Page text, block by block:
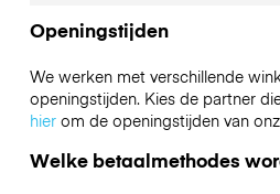
Openingstijden
We werken met verschillende
openingstijden. Kies de partner
hierom de openingstijden van
Welke betaalmethodes